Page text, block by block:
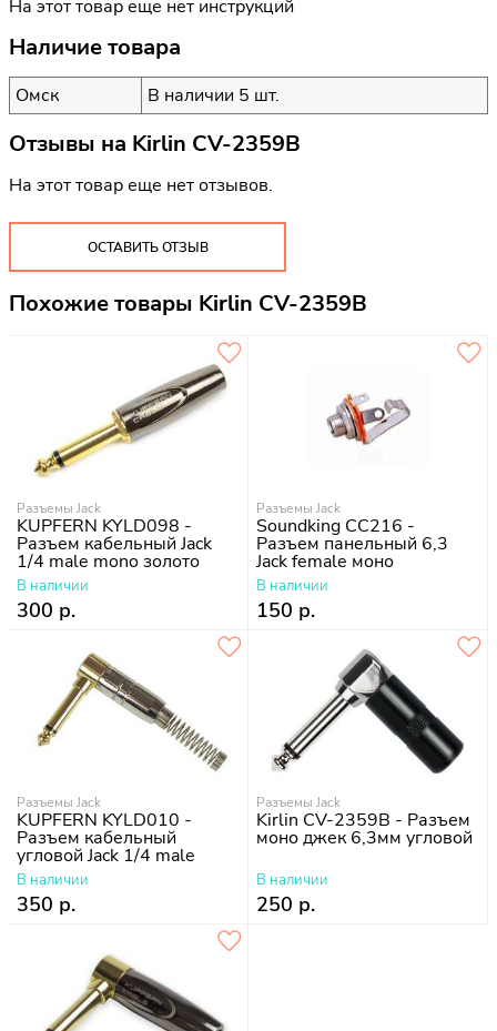
На этот товар еще нет инструкций
Наличие товара
Омск В наличии 5 шт.
Отзывы на Kirlin CV-2359B
На этот товар еще нет отзывов.
ОСТАВИТЬ ОТЗЫВ
Похожие товары Kirlin CV-2359B
Разъемы Jack
KUPFERN KYLD098 -
Разъем кабельный Jack
1/4 male mono золото
В наличии
300 р.
Разъемы Jack
Soundking CC216 -
Разъем панельный 6,3
Jack female моно
В наличии
150 р.
Разъемы Jack
KUPFERN KYLD010 -
Разъем кабельный
угловой Jack 1/4 male
mono
В наличии
350 р.
Разъемы Jack
Kirlin CV-2359B - Разъем
моно джек 6,3мм угловой
В наличии
250 р.